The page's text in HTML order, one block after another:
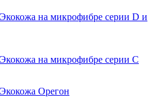
Экокожа на микрофибре серии D и
Экокожа на микрофибре серии С
Экокожа Орегон